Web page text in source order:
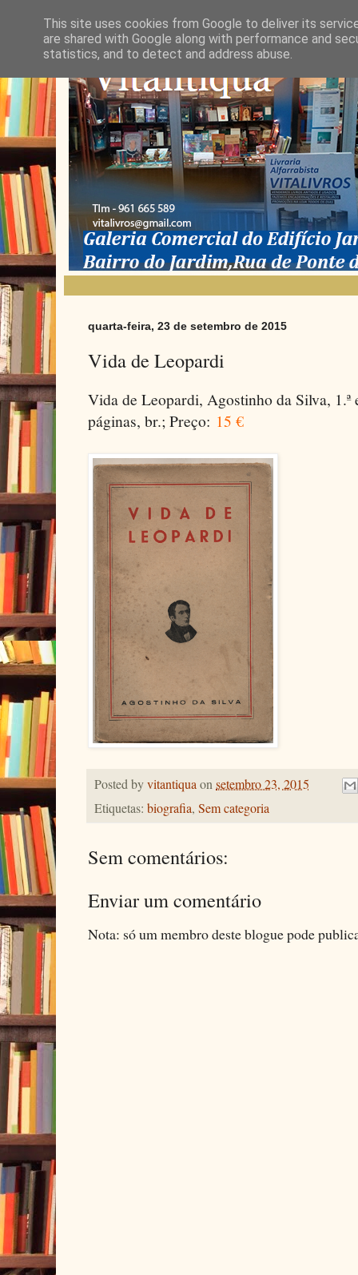
quarta-feira, 23 de setembro de 2015
Vida de Leopardi
Vida de Leopardi, Agostinho da Silva,
páginas, br.; Preço: 15 €
Posted byvitantiquaonsetembro 23, 2015
Etiquetas: biografia, Sem categoria
Sem comentários:
Enviar um comentário
Nota: só um membro deste blogue pode
This site uses cookies from Google to deliver its
are shared with Google along with performance and
statistics, and to detect and address abuse.